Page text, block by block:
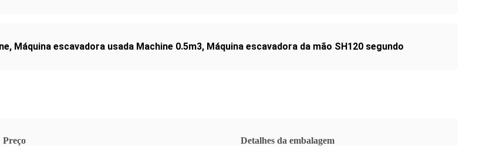
, Máquina escavadora usada Machine 0.5m3, Máquina escavadora da mão SH120 segundo
Preço Detalhes da embalagem